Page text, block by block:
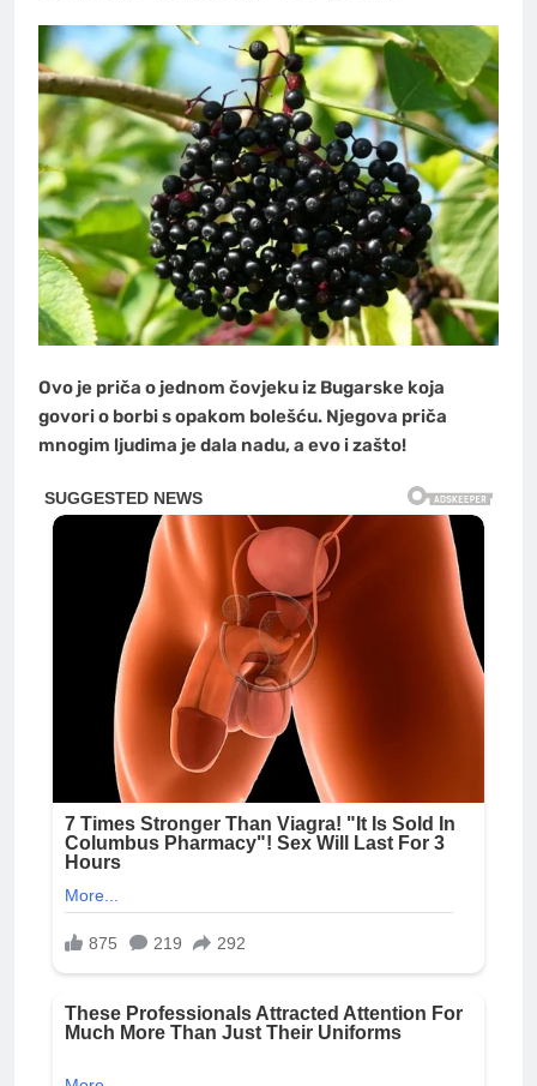
Ovo je priča o jednom čovjeku iz Bugarske koja
govori o borbi s opakom bolešću. Njegova priča
mnogim ljudima je dala nadu, a evo i zašto!